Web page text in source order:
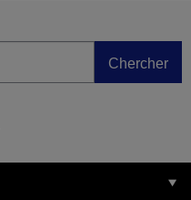
Chercher